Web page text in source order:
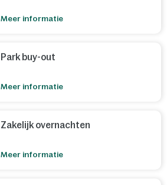
Meer informatie
Park buy-out
Meer informatie
Zakelijk overnachten
Meer informatie